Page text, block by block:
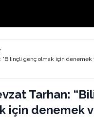
“Bilinçli genç olmak için denemek
Tarhan:
için denemek